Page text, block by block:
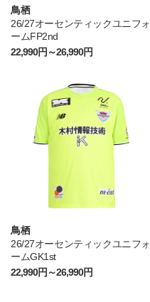
鳥栖
26/27オーセンティックユニフォ
ームFP2nd
22,990円～26,990円
鳥栖
26/27オーセンティックユニフォ
ームGK1st
22,990円～26,990円